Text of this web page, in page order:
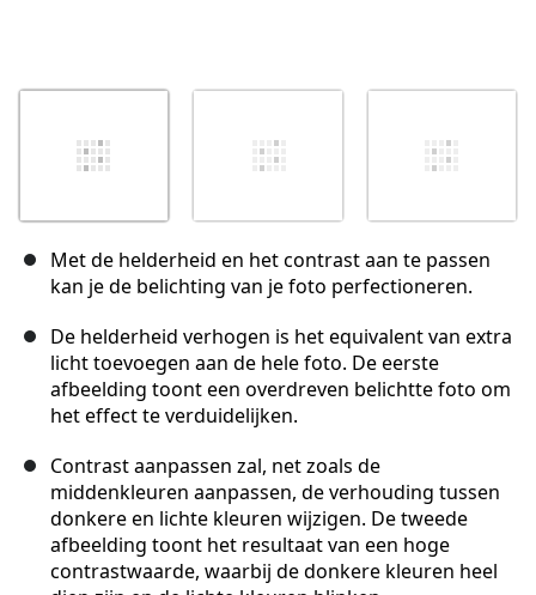
Met de helderheid en het contrast aan te passen
kan je de belichting van je foto perfectioneren.
De helderheid verhogen is het equivalent van extra
licht toevoegen aan de hele foto. De eerste
afbeelding toont een overdreven belichtte foto om
het effect te verduidelijken.
Contrast aanpassen zal, net zoals de
middenkleuren aanpassen, de verhouding tussen
donkere en lichte kleuren wijzigen. De tweede
afbeelding toont het resultaat van een hoge
contrastwaarde, waarbij de donkere kleuren heel